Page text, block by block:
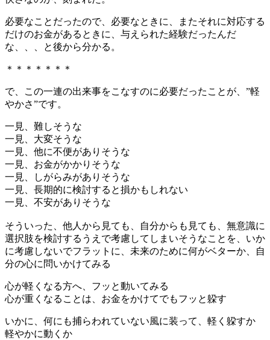
必要なことだったので、必要なときに、またそれに対応する
だけのお金があるときに、与えられた経験だったんだ
な、、、と後から分かる。
＊＊＊＊＊＊＊
で、この一連の出来事をこなすのに必要だったことが、”軽
やかさ”です。
一見、難しそうな
一見、大変そうな
一見、他に不便がありそうな
一見、お金がかかりそうな
一見、しがらみがありそうな
一見、長期的に検討すると損かもしれない
一見、不安がありそうな
そういった、他人から見ても、自分からも見ても、無意識に
選択肢を検討するうえで考慮してしまいそうなことを、いか
に考慮しないでフラットに、未来のために何がベターか、自
分の心に問いかけてみる
心が軽くなる方へ、フッと動いてみる
心が重くなることは、お金をかけてでもフッと躱す
いかに、何にも捕らわれていない風に装って、軽く躱すか
軽やかに動くか